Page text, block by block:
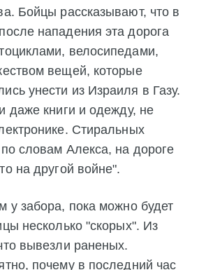
Бойцы рассказывают, что в
нападения эта дорога
велосипедами,
вещей, которые
унести из Израиля в Газу.
даже книги и одежду, не
Стиральных
словам Алекса, на дороге
на другой войне".
у забора, пока можно будет
несколько "скорых". Из
вывезли раненых.
почему в последний час